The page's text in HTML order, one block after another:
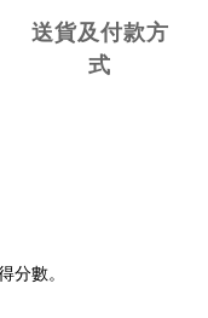
送貨及付款方
式
分數。